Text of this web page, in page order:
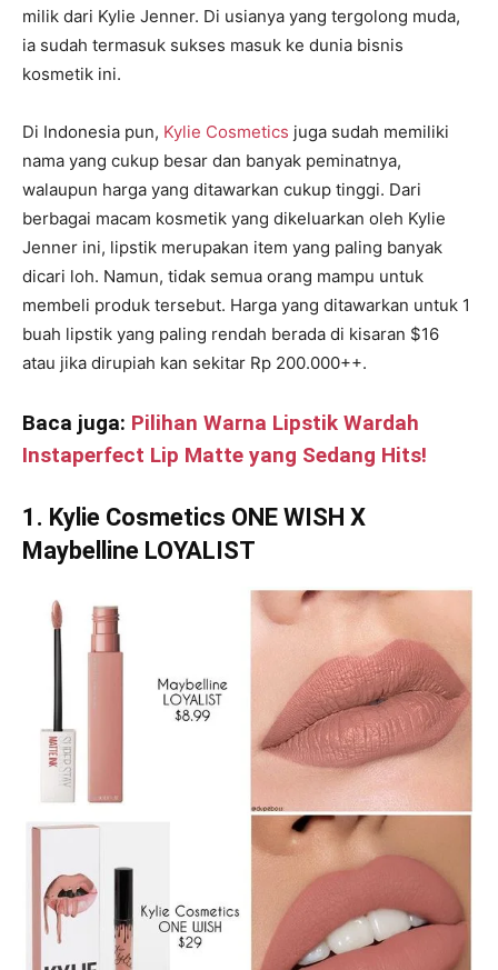
milik dari Kylie Jenner. Di usianya yang tergolong muda,
ia sudah termasuk sukses masuk ke dunia bisnis
kosmetik ini.
Di Indonesia pun, Kylie Cosmetics juga sudah memiliki
nama yang cukup besar dan banyak peminatnya,
walaupun harga yang ditawarkan cukup tinggi. Dari
berbagai macam kosmetik yang dikeluarkan oleh Kylie
Jenner ini, lipstik merupakan item yang paling banyak
dicari loh. Namun, tidak semua orang mampu untuk
membeli produk tersebut. Harga yang ditawarkan untuk 1
buah lipstik yang paling rendah berada di kisaran $16
atau jika dirupiah kan sekitar Rp 200.000++.
Baca juga: Pilihan Warna Lipstik Wardah
Instaperfect Lip Matte yang Sedang Hits!
1. Kylie Cosmetics ONE WISH X
Maybelline LOYALIST